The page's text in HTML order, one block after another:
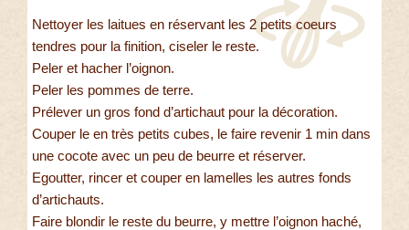
Nettoyer les laitues en réservant les 2 petits coeurs
tendres pour la finition, ciseler le reste.
Peler et hacher l’oignon.
Peler les pommes de terre.
Prélever un gros fond d’artichaut pour la décoration.
Couper le en très petits cubes, le faire revenir 1 min dans
une cocote avec un peu de beurre et réserver.
Egoutter, rincer et couper en lamelles les autres fonds
d’artichauts.
Faire blondir le reste du beurre, y mettre l’oignon haché,